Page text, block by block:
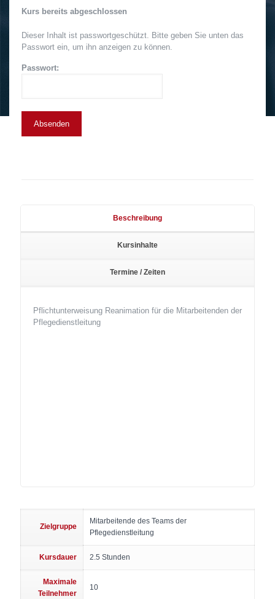
Kurs bereits abgeschlossen
Dieser Inhalt ist passwortgeschützt. Bitte geben Sie unten das
Passwort ein, um ihn anzeigen zu können.
Passwort:
Beschreibung
Kursinhalte
Termine / Zeiten
Pflichtunterweisung Reanimation für die Mitarbeitenden der
Pflegedienstleitung
Zielgruppe
Mitarbeitende des Teams der
Pflegedienstleitung
Kursdauer 2.5 Stunden
Maximale
Teilnehmer
10